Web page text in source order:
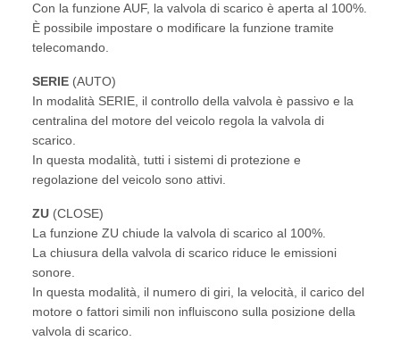
Con la funzione AUF, la valvola di scarico è aperta al 100%.
È possibile impostare o modificare la funzione tramite
telecomando.
SERIE (AUTO)
In modalità SERIE, il controllo della valvola è passivo e la
centralina del motore del veicolo regola la valvola di
scarico.
In questa modalità, tutti i sistemi di protezione e
regolazione del veicolo sono attivi.
ZU (CLOSE)
La funzione ZU chiude la valvola di scarico al 100%.
La chiusura della valvola di scarico riduce le emissioni
sonore.
In questa modalità, il numero di giri, la velocità, il carico del
motore o fattori simili non influiscono sulla posizione della
valvola di scarico.